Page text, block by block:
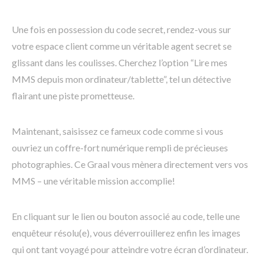
Une fois en possession du code secret, rendez-vous sur
votre espace client comme un véritable agent secret se
glissant dans les coulisses. Cherchez l’option “Lire mes
MMS depuis mon ordinateur/tablette”, tel un détective
flairant une piste prometteuse.
Maintenant, saisissez ce fameux code comme si vous
ouvriez un coffre-fort numérique rempli de précieuses
photographies. Ce Graal vous mènera directement vers vos
MMS – une véritable mission accomplie!
En cliquant sur le lien ou bouton associé au code, telle une
enquêteur résolu(e), vous déverrouillerez enfin les images
qui ont tant voyagé pour atteindre votre écran d’ordinateur.